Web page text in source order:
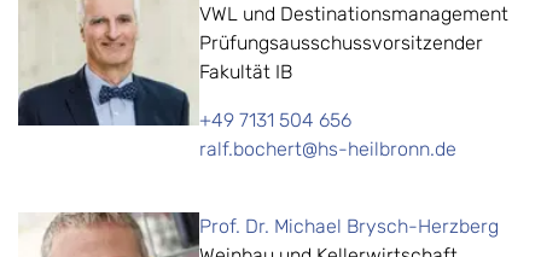
VWL und Destinationsmanagement
Prüfungsausschussvorsitzender
Fakultät IB
+49 7131 504 656
ralf.bochert@hs-heilbronn.de
Prof. Dr. Michael Brysch-Herzberg